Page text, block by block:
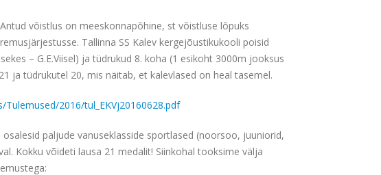
võistlus on meeskonnapõhine, st võistluse lõpuks
Tallinna SS Kalev kergejõustikukooli poisid
– G.E.Viisel) ja tüdrukud 8. koha (1 esikoht 3000m jooksus
ja tüdrukutel 20, mis näitab, et kalevlased on heal tasemel.
2016/tul_EKVj20160628.pdf
paljude vanuseklasside sportlased (noorsoo, juuniorid,
Kokku võideti lausa 21 medalit! Siinkohal tooksime välja